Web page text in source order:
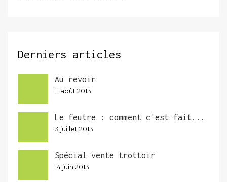
Derniers articles
Au revoir
11 août 2013
Le feutre : comment c'est fait...
3 juillet 2013
Spécial vente trottoir
14 juin 2013